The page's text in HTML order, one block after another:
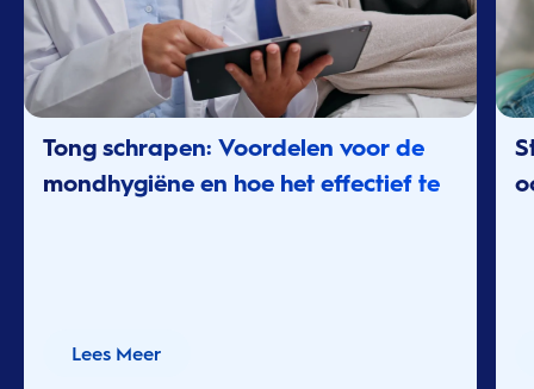
Tong schrapen: Voordelen voor de
mondhygiëne en hoe het effectief te
Lees Meer